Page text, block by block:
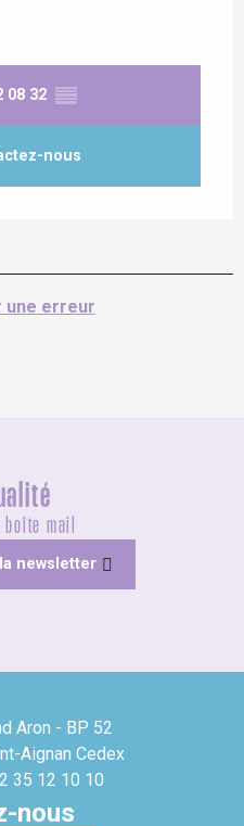
08 32 ▒▒
nous
une erreur
mail
newsletter
Aron - BP 52
Aignan Cedex
35 12 10 10
nous